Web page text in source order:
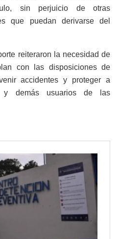
sin perjuicio de otras
que puedan derivarse del
reiteraron la necesidad de
con las disposiciones de
accidentes y proteger a
y demás usuarios de las